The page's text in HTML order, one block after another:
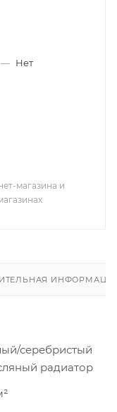
— Нет
магазина и
серебристый
радиатор